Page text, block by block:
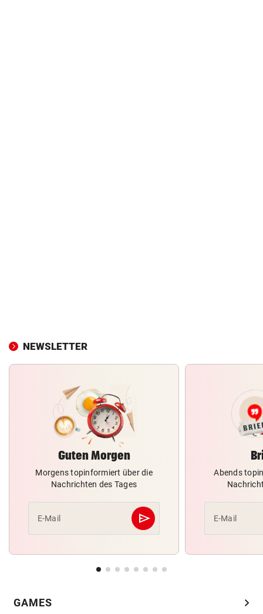
NEWSLETTER
Guten Morgen
Morgens topinformiert über die
Nachrichten des Tages
E-Mail send
Abschicken
Abends
E-Mail
GAMES chevron_right